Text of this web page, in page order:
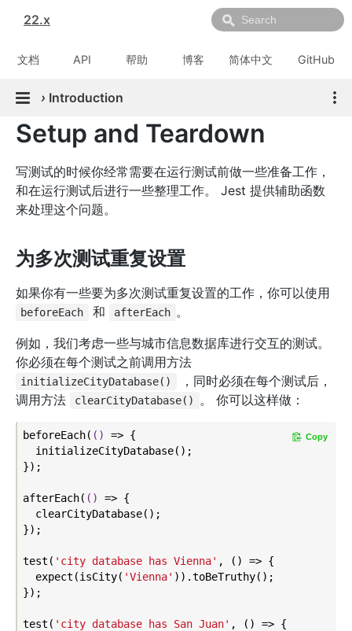
22.x
文档 API 帮助 博客 简体中文 GitHub
› Introduction
Setup and Teardown
写测试的时候你经常需要在运行测试前做一些准备工作，
和在运行测试后进行一些整理工作。 Jest 提供辅助函数
来处理这个问题。
为多次测试重复设置
如果你有一些要为多次测试重复设置的工作，你可以使用
beforeEach 和 afterEach 。
例如，我们考虑一些与城市信息数据库进行交互的测试。
你必须在每个测试之前调用方法
initializeCityDatabase()
，同时必须在每个测试后，
调用方法
clearCityDatabase() 。 你可以这样做：
beforeEach( () => {
  initializeCityDatabase();
});
afterEach( () => {
  clearCityDatabase();
});
test( 'city database has Vienna' , () => {
  expect(isCity(
'Vienna' )).toBeTruthy();
});
test( 'city database has San Juan' , () => {
Copy